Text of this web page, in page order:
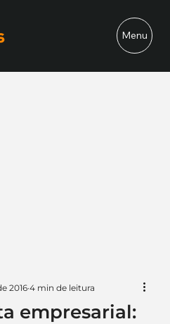
Menu
empresarial:
2016 4 min de leitura